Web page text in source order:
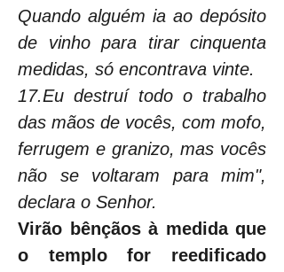
Quando alguém ia ao depósito
de vinho para tirar cinquenta
medidas, só encontrava vinte.
17.Eu destruí todo o trabalho
das mãos de vocês, com mofo,
ferrugem e granizo, mas vocês
não se voltaram para mim",
declara o Senhor.
Virão bênçãos à medida que
o templo for reedificado